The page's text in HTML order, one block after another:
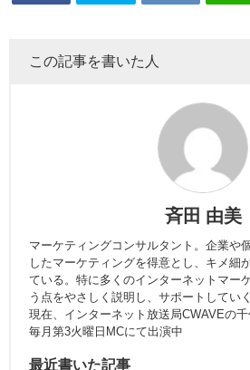
この記事を書いた人
斉田 由美
マーケティングコンサルタント。企業や
したマーケティングを得意とし、キメ細
ている。特に多くのインターネットマー
う点をやさしく説明し、サポートしてい
現在、インターネット放送局CWAVEの
毎月第3火曜日MCにて出演中
最近書いた記事